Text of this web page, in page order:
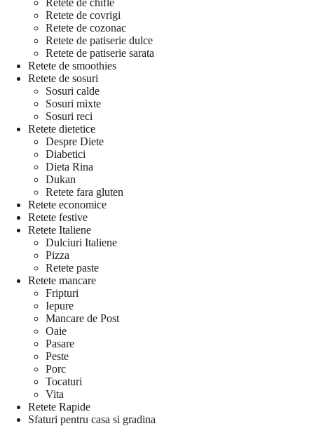
Retete de covrigi
Retete de cozonac
Retete de patiserie dulce
Retete de patiserie sarata
Retete de smoothies
Retete de sosuri
Sosuri calde
Sosuri mixte
Sosuri reci
Retete dietetice
Despre Diete
Diabetici
Dieta Rina
Dukan
Retete fara gluten
Retete economice
Retete festive
Retete Italiene
Dulciuri Italiene
Pizza
Retete paste
Retete mancare
Fripturi
Iepure
Mancare de Post
Oaie
Pasare
Peste
Porc
Tocaturi
Vita
Retete Rapide
Sfaturi pentru casa si gradina